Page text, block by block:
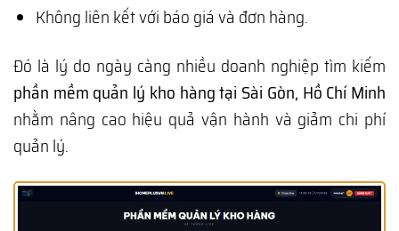
Không liên kết với báo giá và đơn hàng.
Đó là lý do ngày càng nhiều doanh nghiệp tìm kiếm
phần mềm quản lý kho hàng tại Sài Gòn, Hồ Chí Minh
nhằm nâng cao hiệu quả vận hành và giảm chi phí
quản lý.